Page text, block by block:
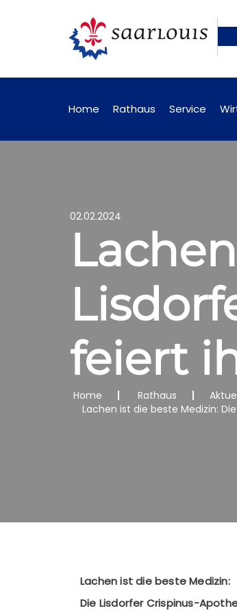
künftig online abrufbar
Home Rathaus Service
02.02.2024
feiert
Home Rathaus
Lachen ist die beste Medizin:
Lachen ist die beste Medizin:
Die Lisdorfer Crispinus-